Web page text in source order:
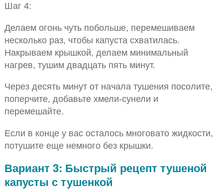
Шаг 4:
Делаем огонь чуть побольше, перемешиваем
несколько раз, чтобы капуста схватилась.
Накрываем крышкой, делаем минимальный
нагрев, тушим двадцать пять минут.
Через десять минут от начала тушения посолите,
поперчите, добавьте хмели-сунели и
перемешайте.
Если в конце у вас осталось многовато жидкости,
потушите еще немного без крышки.
Вариант 3: Быстрый рецепт тушеной
капусты с тушенкой